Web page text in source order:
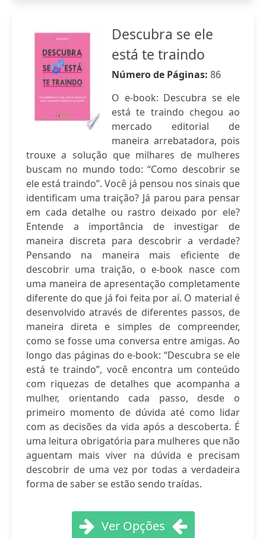
Descubra se ele
está te traindo
Número de Páginas: 86
O e-book: Descubra se ele
está te traindo chegou ao
mercado editorial de
maneira arrebatadora, pois
trouxe a solução que milhares de mulheres
buscam no mundo todo: “Como descobrir se
ele está traindo”. Você já pensou nos sinais que
identificam uma traição? Já parou para pensar
em cada detalhe ou rastro deixado por ele?
Entende a importância de investigar de
maneira discreta para descobrir a verdade?
Pensando na maneira mais eficiente de
descobrir uma traição, o e-book nasce com
uma maneira de apresentação completamente
diferente do que já foi feita por aí. O material é
desenvolvido através de diferentes passos, de
maneira direta e simples de compreender,
como se fosse uma conversa entre amigas. Ao
longo das páginas do e-book: “Descubra se ele
está te traindo”, você encontra um conteúdo
com riquezas de detalhes que acompanha a
mulher, orientando cada passo, desde o
primeiro momento de dúvida até como lidar
com as decisões da vida após a descoberta. É
uma leitura obrigatória para mulheres que não
aguentam mais viver na dúvida e precisam
descobrir de uma vez por todas a verdadeira
forma de saber se estão sendo traídas.
Ver Opções